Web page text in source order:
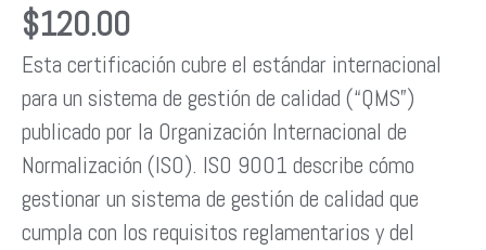
$120.00
Esta certificación cubre el estándar internacional
para un sistema de gestión de calidad (“QMS”)
publicado por la Organización Internacional de
Normalización (ISO). ISO 9001 describe cómo
gestionar un sistema de gestión de calidad que
cumpla con los requisitos reglamentarios y del